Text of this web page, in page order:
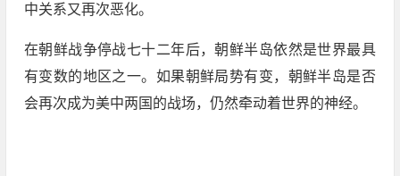
中关系又再次恶化。
在朝鲜战争停战七十二年后，朝鲜半岛依然是世界最具
有变数的地区之一。如果朝鲜局势有变，朝鲜半岛是否
会再次成为美中两国的战场，仍然牵动着世界的神经。